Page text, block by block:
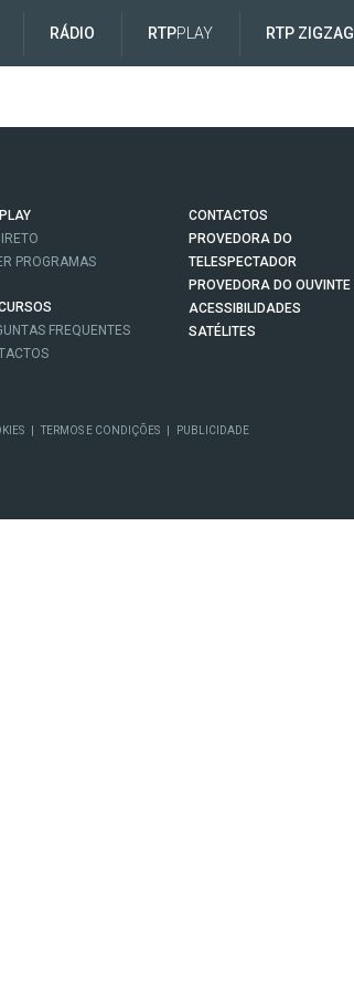
RÁDIO RTPPLAY RTP ZIGZAG
PROGRAMAS
FREQUENTES
CONTACTOS
PROVEDORA DO
TELESPECTADOR
PROVEDORA DO OUVINTE
ACESSIBILIDADES
SATÉLITES
TERMOS E CONDIÇÕES PUBLICIDADE